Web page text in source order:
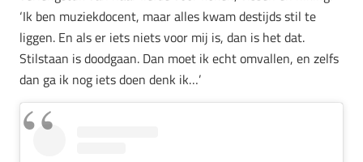
‘Ik ben muziekdocent, maar alles kwam destijds stil te
liggen. En als er iets niets voor mij is, dan is het dat.
Stilstaan is doodgaan. Dan moet ik echt omvallen, en zelfs
dan ga ik nog iets doen denk ik…’